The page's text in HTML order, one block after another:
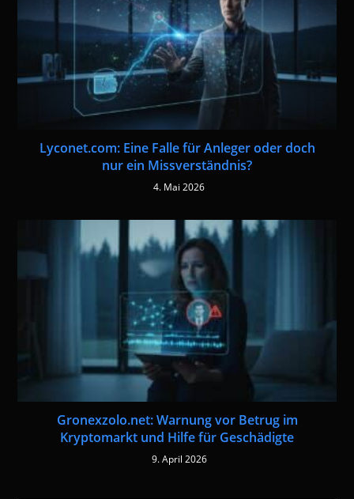
Lyconet.com: Eine Falle für Anleger oder doch
nur ein Missverständnis?
4. Mai 2026
Gronexzolo.net: Warnung vor Betrug im
Kryptomarkt und Hilfe für Geschädigte
9. April 2026